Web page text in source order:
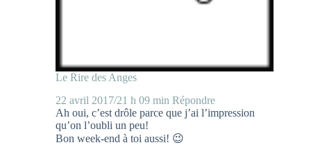
Le Rire des Anges
22 avril 2017/21 h 09 min Répondre
Ah oui, c’est drôle parce que j’ai l’impression
qu’on l’oubli un peu!
Bon week-end à toi aussi! 😉